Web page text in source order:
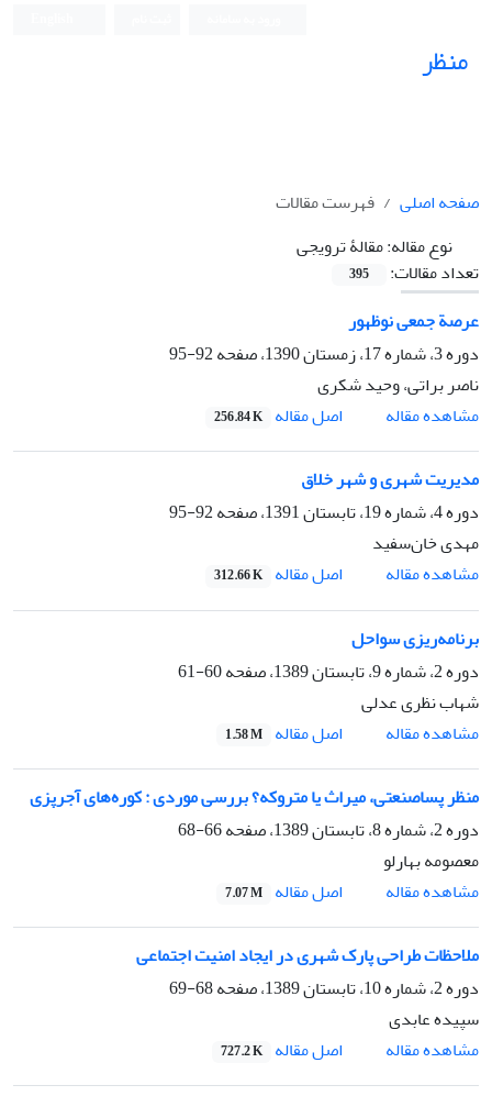
منظر
صفحه اصلی
فهرست مقالات
نوع مقاله:مقالۀ ترویجی
تعداد مقالات:
395
عرصة جمعی نوظهور
دوره 3، شماره 17، زمستان 1390، صفحه
92-95
ناصر براتی، وحید شکری
مشاهده مقاله
اصل مقاله 256.84 K
مدیریت شهری و شهر خلاق
دوره 4، شماره 19، تابستان 1391، صفحه
92-95
مهدی خان‌سفید
مشاهده مقاله
اصل مقاله 312.66 K
برنامه‌ریزی سواحل
دوره 2، شماره 9، تابستان 1389، صفحه
60-61
شهاب نظری عدلی
مشاهده مقاله
اصل مقاله 1.58 M
منظر پساصنعتی، میراث یا متروکه؟ بررسی موردی : کوره‌های آجرپزی
دوره 2، شماره 8، تابستان 1389، صفحه
66-68
معصومه بهارلو
مشاهده مقاله
اصل مقاله 7.07 M
ملاحظات طراحی پارک‌ شهری در ایجاد امنیت اجتماعی
دوره 2، شماره 10، تابستان 1389، صفحه
68-69
سپیده عابدی
مشاهده مقاله
اصل مقاله 727.2 K